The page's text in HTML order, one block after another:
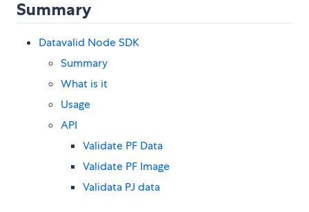
Summary
Datavalid Node SDK
Summary
What is it
Usage
API
Validate PF Data
Validate PF Image
Validata PJ data